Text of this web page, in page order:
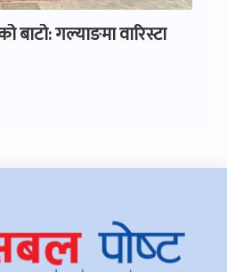
बाटो: गल्याङमा वारिस्टा